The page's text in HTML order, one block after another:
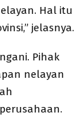
Hal itu
jelasnya.
Pihak
nelayan